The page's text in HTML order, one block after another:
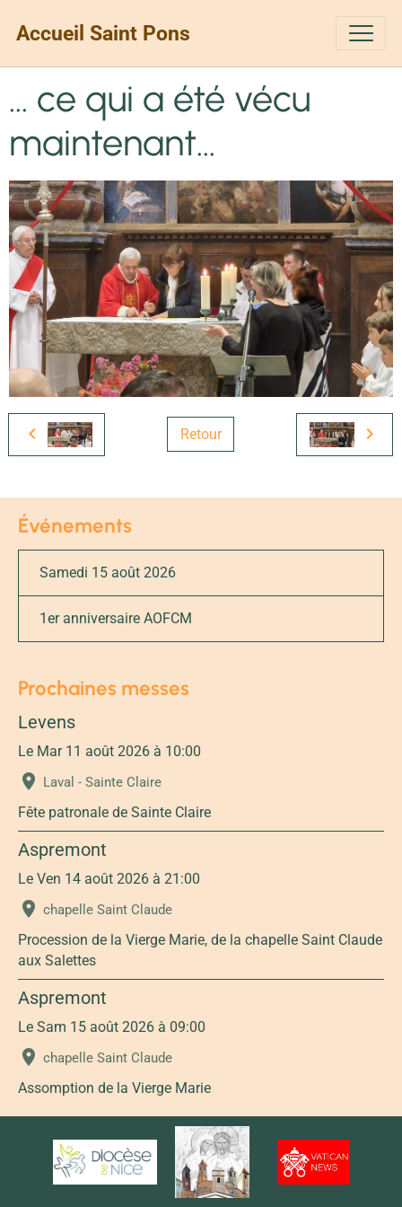
Accueil Saint Pons
... ce qui a été vécu
maintenant...
Retour
Événements
Samedi 15 août 2026
1er anniversaire AOFCM
Prochaines messes
Levens
Le Mar 11 août 2026 à 10:00
Laval - Sainte Claire
Fête patronale de Sainte Claire
Aspremont
Le Ven 14 août 2026 à 21:00
chapelle Saint Claude
Procession de la Vierge Marie, de la chapelle Saint Claude
aux Salettes
Aspremont
Le Sam 15 août 2026 à 09:00
chapelle Saint Claude
Assomption de la Vierge Marie